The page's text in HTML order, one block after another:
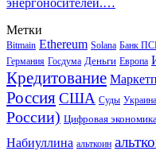
Метки
Bitmain Ethereum Solana Банк
Германия Госдума Деньги Европа
Кредитование
РоссияСША Суды Украина
России) Цифровая экономика
Набиуллина альткоин